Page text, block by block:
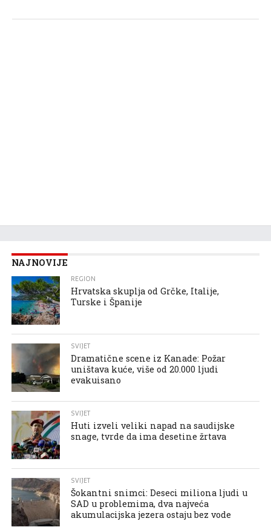
NAJNOVIJE
REGION
Hrvatska skuplja od Grčke, Italije,
Turske i Španije
SVIJET
Dramatične scene iz Kanade: Požar
uništava kuće, više od 20.000 ljudi
evakuisano
SVIJET
Huti izveli veliki napad na saudijske
snage, tvrde da ima desetine žrtava
SVIJET
Šokantni snimci: Deseci miliona ljudi u
SAD u problemima, dva najveća
akumulacijska jezera ostaju bez vode